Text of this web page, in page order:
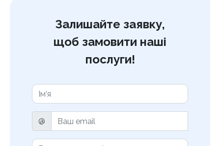
Залишайте заявку,
щоб замовити наші
послуги!
@